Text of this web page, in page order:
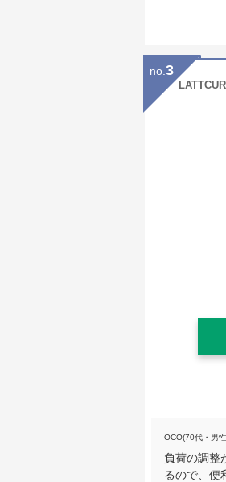
no. 3
OCO(70代・男
負荷の調整
るので、便